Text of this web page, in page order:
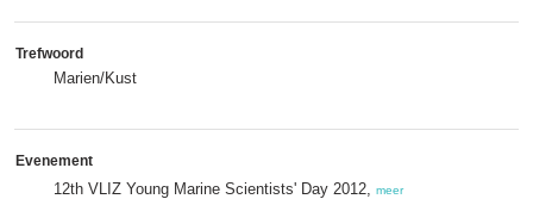
Trefwoord
Marien/Kust
Evenement
12th VLIZ Young Marine Scientists' Day 2012, meer